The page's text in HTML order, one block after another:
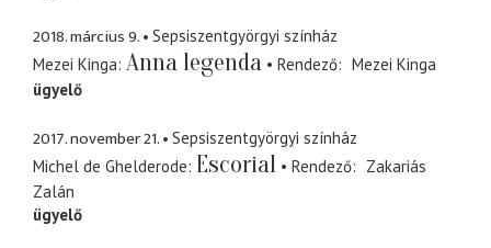
2018. március 9.
Sepsiszentgyörgyi színház
Mezei Kinga Anna legenda Rendező
Mezei Kinga
ügyelő
2017. november 21.
Sepsiszentgyörgyi színház
Michel de Ghelderode Escorial Rendező
Zakariás
Zalán
ügyelő